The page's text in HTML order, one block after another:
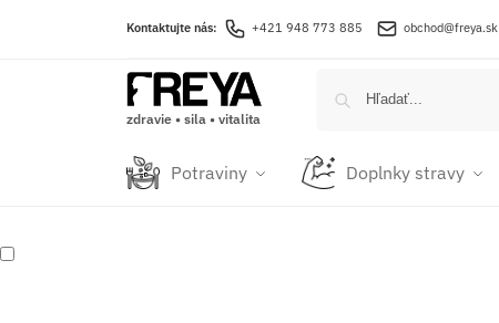
Kontaktujte nás: +421 948 773 885 obchod@freya.sk
zdravie • sila • vitalita
Potraviny Doplnky stravy